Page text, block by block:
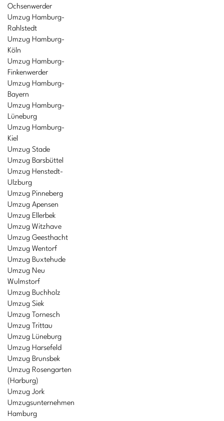
Ochsenwerder
Umzug Hamburg-
Rahlstedt
Umzug Hamburg-
Köln
Umzug Hamburg-
Finkenwerder
Umzug Hamburg-
Bayern
Umzug Hamburg-
Lüneburg
Umzug Hamburg-
Kiel
Umzug Stade
Umzug Barsbüttel
Umzug Henstedt-
Ulzburg
Umzug Pinneberg
Umzug Apensen
Umzug Ellerbek
Umzug Witzhave
Umzug Geesthacht
Umzug Wentorf
Umzug Buxtehude
Umzug Neu
Wulmstorf
Umzug Buchholz
Umzug Siek
Umzug Tornesch
Umzug Trittau
Umzug Lüneburg
Umzug Harsefeld
Umzug Brunsbek
Umzug Rosengarten
(Harburg)
Umzug Jork
Umzugsunternehmen
Hamburg